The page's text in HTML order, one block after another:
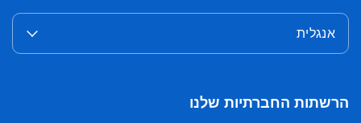
אנגלית
הרשתות החברתיות שלנו